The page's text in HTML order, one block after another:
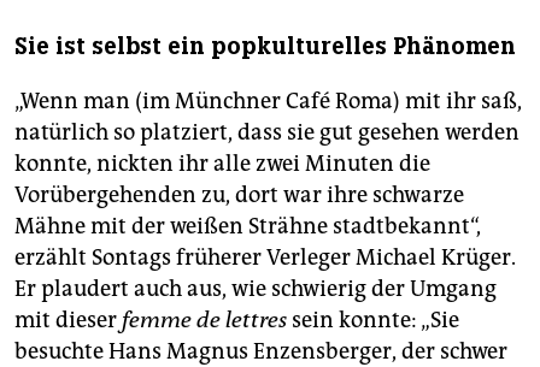
Sie ist selbst ein popkulturelles Phänomen
„Wenn man (im Münchner Café Roma) mit ihr saß,
natürlich so platziert, dass sie gut gesehen werden
konnte, nickten ihr alle zwei Minuten die
Vorübergehenden zu, dort war ihre schwarze
Mähne mit der weißen Strähne stadtbekannt“,
erzählt Sontags früherer Verleger Michael Krüger.
Er plaudert auch aus, wie schwierig der Umgang
mit dieser femme de lettres sein konnte: „Sie
besuchte Hans Magnus Enzensberger, der schwer